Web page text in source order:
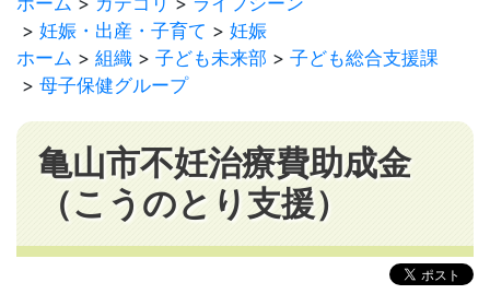
妊娠・出産・子育て
妊娠
ホーム
組織 子ども未来部
子ども総合支援課
母子保健グループ
亀山市不妊治療費助成金
（こうのとり支援）